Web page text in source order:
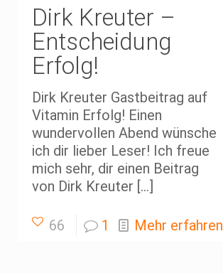
Dirk Kreuter –
Entscheidung
Erfolg!
Dirk Kreuter Gastbeitrag auf
Vitamin Erfolg! Einen
wundervollen Abend wünsche
ich dir lieber Leser! Ich freue
mich sehr, dir einen Beitrag
von Dirk Kreuter […]
66 1 Mehr erfahren